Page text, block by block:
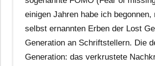
einigen Jahren habe ich
selbst ernannten Erben der Lost
Generation an Schriftstellern. Die
Generation: das verkrustete